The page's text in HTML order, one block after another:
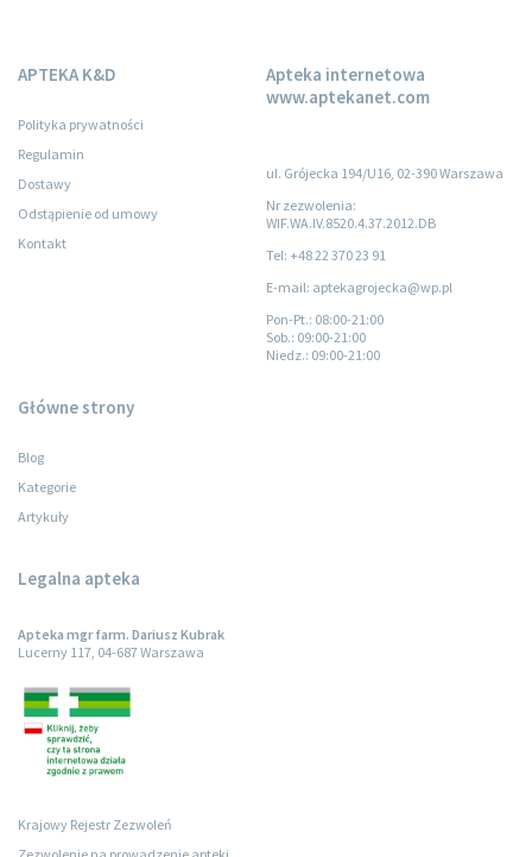
APTEKA K&D
Polityka prywatności
Regulamin
Dostawy
Odstąpienie od umowy
Kontakt
Apteka internetowa
www.aptekanet.com
ul. Grójecka 194/U16, 02-390 Warszawa
Nr zezwolenia:
WIF.WA.IV.8520.4.37.2012.DB
Tel: +48 22 370 23 91
E-mail: aptekagrojecka@wp.pl
Pon-Pt.: 08:00-21:00
Sob.: 09:00-21:00
Niedz.: 09:00-21:00
Główne strony
Blog
Kategorie
Artykuły
Legalna apteka
Apteka mgr farm. Dariusz Kubrak
Lucerny 117, 04-687 Warszawa
Krajowy Rejestr Zezwoleń